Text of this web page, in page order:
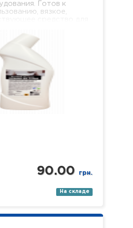
Готов к
вязкое,
мочевого камня,
и известковых
с внутренних
90.00 грн.
На складе